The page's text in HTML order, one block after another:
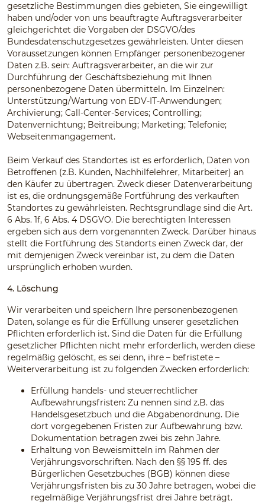
gesetzliche Bestimmungen dies gebieten, Sie eingewilligt
haben und/oder von uns beauftragte Auftragsverarbeiter
gleichgerichtet die Vorgaben der DSGVO/des
Bundesdatenschutzgesetzes gewährleisten. Unter diesen
Voraussetzungen können Empfänger personenbezogener
Daten z.B. sein: Auftragsverarbeiter, an die wir zur
Durchführung der Geschäftsbeziehung mit Ihnen
personenbezogene Daten übermitteln. Im Einzelnen:
Unterstützung/Wartung von EDV-IT-Anwendungen;
Archivierung; Call-Center-Services; Controlling;
Datenvernichtung; Beitreibung; Marketing; Telefonie;
Webseitenmangagement.
Beim Verkauf des Standortes ist es erforderlich, Daten von
Betroffenen (z.B. Kunden, Nachhilfelehrer, Mitarbeiter) an
den Käufer zu übertragen. Zweck dieser Datenverarbeitung
ist es, die ordnungsgemäße Fortführung des verkauften
Standortes zu gewährleisten. Rechtsgrundlage sind die Art.
6 Abs. 1f, 6 Abs. 4 DSGVO. Die berechtigten Interessen
ergeben sich aus dem vorgenannten Zweck. Darüber hinaus
stellt die Fortführung des Standorts einen Zweck dar, der
mit demjenigen Zweck vereinbar ist, zu dem die Daten
ursprünglich erhoben wurden.
4. Löschung
Wir verarbeiten und speichern Ihre personenbezogenen
Daten, solange es für die Erfüllung unserer gesetzlichen
Pflichten erforderlich ist. Sind die Daten für die Erfüllung
gesetzlicher Pflichten nicht mehr erforderlich, werden diese
regelmäßig gelöscht, es sei denn, ihre – befristete –
Weiterverarbeitung ist zu folgenden Zwecken erforderlich:
Erfüllung handels- und steuerrechtlicher
Aufbewahrungsfristen: Zu nennen sind z.B. das
Handelsgesetzbuch und die Abgabenordnung. Die
dort vorgegebenen Fristen zur Aufbewahrung bzw.
Dokumentation betragen zwei bis zehn Jahre.
Erhaltung von Beweismitteln im Rahmen der
Verjährungsvorschriften. Nach den §§ 195 ff. des
Bürgerlichen Gesetzbuches (BGB) können diese
Verjährungsfristen bis zu 30 Jahre betragen, wobei die
regelmäßige Verjährungsfrist drei Jahre beträgt.